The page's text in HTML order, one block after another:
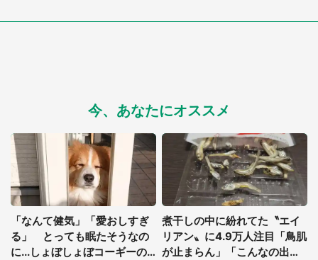
選択する
今、あなたにオススメ
「なんて健気」「愛おしすぎ
る」 とっても眠たそうなの
に...しょぼしょぼコーギーの
煮干しの中に紛れてた〝エイ
リアン〟に4.9万人注目「鳥肌
が止まらん」「こんなの出て